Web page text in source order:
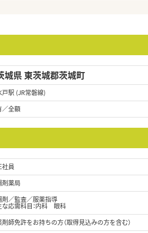
城県 東茨城郡茨城町
戸駅 (JR常磐線)
／全額
社員
剤薬局
剤／監査／服薬指導
な応需科目：内科 眼科
剤師免許をお持ちの方（取得見込みの方を含む）